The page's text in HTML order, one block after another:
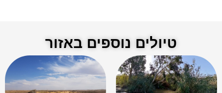
טיולים נוספים באזור